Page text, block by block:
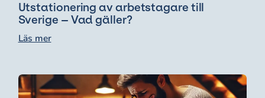
Utstationering av arbetstagare till
Sverige – Vad gäller?
Läs mer